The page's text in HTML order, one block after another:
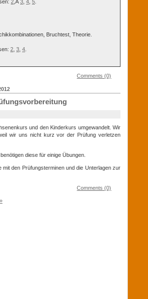
2 ,Â 3 4 5
Bruchtest, Theorie.
2 3 4
Comments (0)
und den Kinderkurs umgewandelt. Wir
wir uns nicht kurz vor der Prüfung verletzen
diese für einige Übungen.
den Prüfungsterminen und die Unterlagen zur
Comments (0)